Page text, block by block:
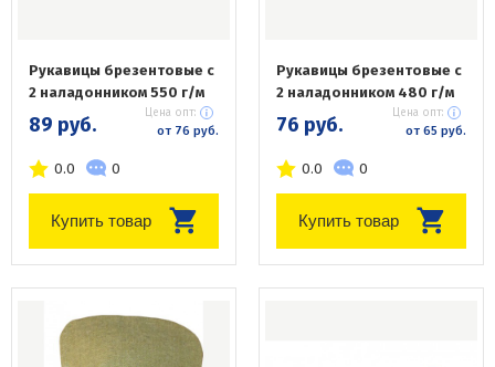
Рукавицы брезентовые с
2 наладонником 550 г/м
89 руб. Цена опт:
от 76 руб.
0.0 0
Купить товар
Рукавицы брезентовые с
2 наладонником 480 г/м
76 руб. Цена опт:
от 65 руб.
0.0 0
Купить товар